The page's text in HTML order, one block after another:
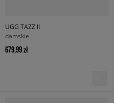
UGG TAZZ II
damskie
679,99 zł